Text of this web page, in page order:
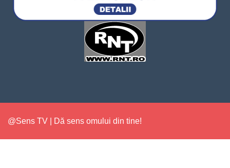
@Sens TV | Dă sens omului din tine!